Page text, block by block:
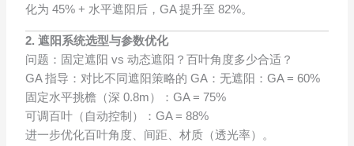
化为 45% + 水平遮阳后，GA 提升至 82%。
2. 遮阳系统选型与参数优化
问题：固定遮阳 vs 动态遮阳？百叶角度多少合适？
GA 指导：对比不同遮阳策略的 GA：无遮阳：GA = 60%
固定水平挑檐（深 0.8m）：GA = 75%
可调百叶（自动控制）：GA = 88%
进一步优化百叶角度、间距、材质（透光率）。